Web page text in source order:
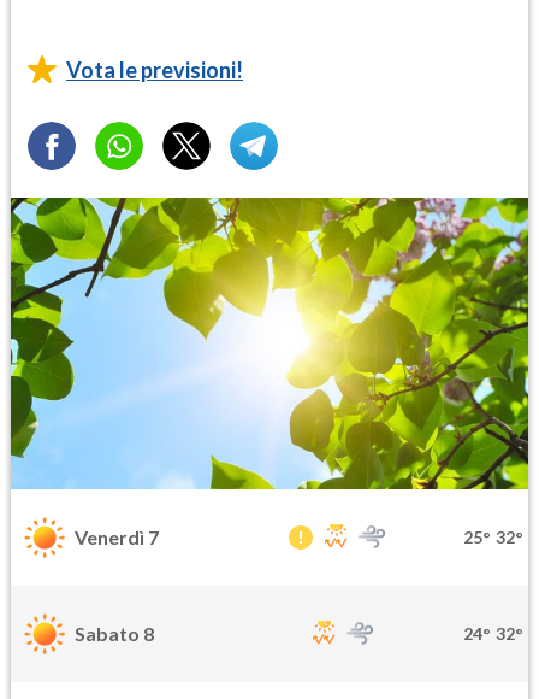
Vota le previsioni!
Venerdì 7 25° 32°
Sabato 8 24° 32°